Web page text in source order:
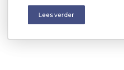
Lees verder